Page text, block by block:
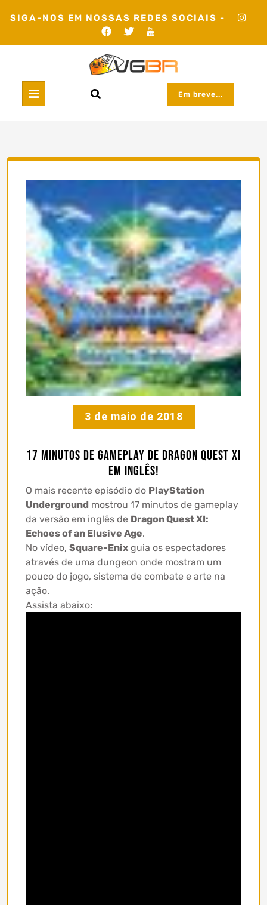
SIGA-NOS EM NOSSAS REDES SOCIAIS -
Em breve...
3 de maio de 2018
17 minutos de gameplay de Dragon Quest XI
em inglês!
O mais recente episódio do PlayStation
Underground mostrou 17 minutos de gameplay
da versão em inglês de Dragon Quest XI:
Echoes of an Elusive Age.
No vídeo, Square-Enix guia os espectadores
através de uma dungeon onde mostram um
pouco do jogo, sistema de combate e arte na
ação.
Assista abaixo: